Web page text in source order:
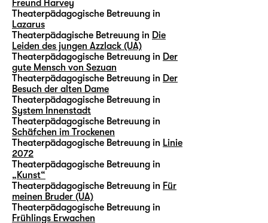
Freund Harvey
Theaterpädagogische Betreuung in
Lazarus
Theaterpädagische Betreuung in Die
Leiden des jungen Azzlack (UA)
Theaterpädagogische Betreuung in Der
gute Mensch von Sezuan
Theaterpädagogische Betreuung in Der
Besuch der alten Dame
Theaterpädagogische Betreuung in
System Innenstadt
Theaterpädagogische Betreuung in
Schäfchen im Trockenen
Theaterpädagogische Betreuung in Linie
2072
Theaterpädagogische Betreuung in
„Kunst“
Theaterpädagogische Betreuung in Für
meinen Bruder (UA)
Theaterpädagogische Betreuung in
Frühlings Erwachen